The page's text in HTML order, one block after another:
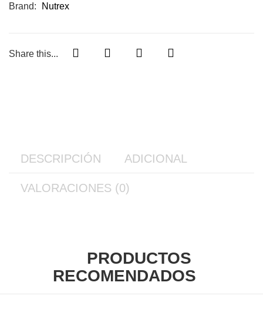
Brand:
Nutrex
Share this...
DESCRIPCIÓN ADICIONAL
VALORACIONES (0)
PRODUCTOS
RECOMENDADOS